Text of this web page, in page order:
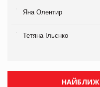
Яна Олентир
Тетяна Ільєнко